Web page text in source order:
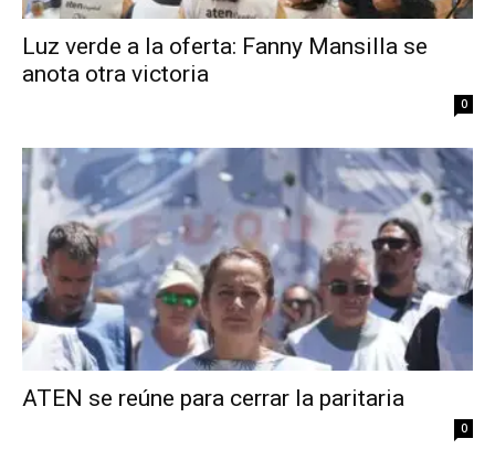
Luz verde a la oferta: Fanny Mansilla se
anota otra victoria
0
ATEN se reúne para cerrar la paritaria
0